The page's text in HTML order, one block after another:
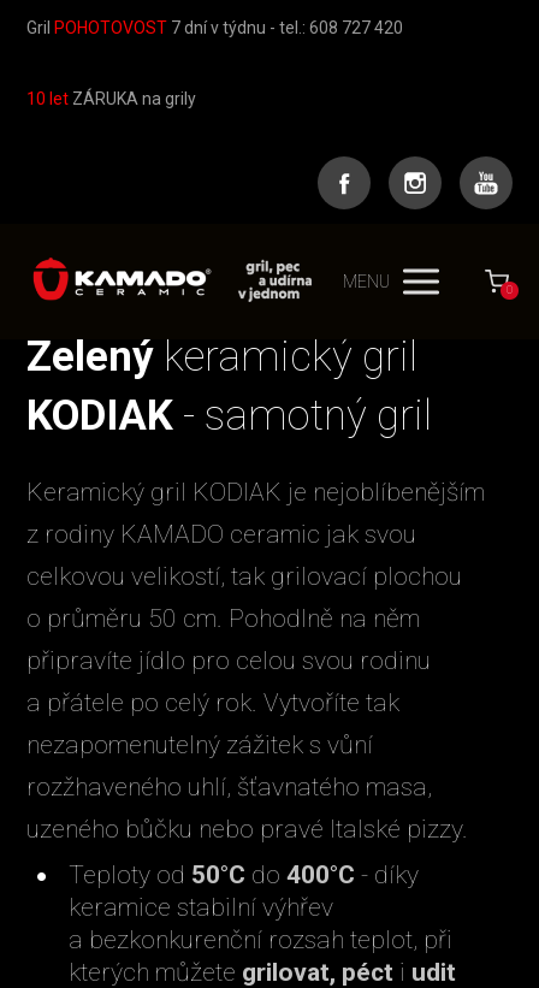
Gril POHOTOVOST 7 dní v týdnu - tel.: 608 727 420
10 let ZÁRUKA na grily
MENU 0
Zelený keramický gril
KODIAK - samotný gril
Keramický gril KODIAK je nejoblíbenějším
z rodiny KAMADO ceramic jak svou
celkovou velikostí, tak grilovací plochou
o průměru 50 cm. Pohodlně na něm
připravíte jídlo pro celou svou rodinu
a přátele po celý rok. Vytvoříte tak
nezapomenutelný zážitek s vůní
rozžhaveného uhlí, šťavnatého masa,
uzeného bůčku nebo pravé Italské pizzy.
Teploty od 50°C do400°C - díky
keramice stabilní výhřev
a bezkonkurenční rozsah teplot, při
kterých můžete grilovat, péct i udit